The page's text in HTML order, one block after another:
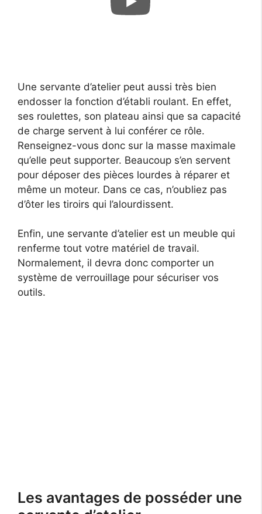
Une servante d’atelier peut aussi très bien
endosser la fonction d’établi roulant. En effet,
ses roulettes, son plateau ainsi que sa capacité
de charge servent à lui conférer ce rôle.
Renseignez-vous donc sur la masse maximale
qu’elle peut supporter. Beaucoup s’en servent
pour déposer des pièces lourdes à réparer et
même un moteur. Dans ce cas, n’oubliez pas
d’ôter les tiroirs qui l’alourdissent.
Enfin, une servante d’atelier est un meuble qui
renferme tout votre matériel de travail.
Normalement, il devra donc comporter un
système de verrouillage pour sécuriser vos
outils.
Les avantages de posséder une